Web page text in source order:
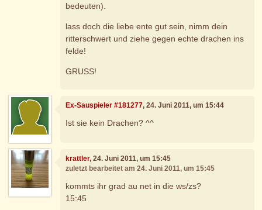
bedeuten).
lass doch die liebe ente gut sein, nimm dein
ritterschwert und ziehe gegen echte drachen ins
felde!
GRUSS!
Ex-Sauspieler #181277, 24. Juni 2011, um 15:44
Ist sie kein Drachen? ^^
krattler, 24. Juni 2011, um 15:45
zuletzt bearbeitet am 24. Juni 2011, um 15:45
kommts ihr grad au net in die ws/zs?
15:45